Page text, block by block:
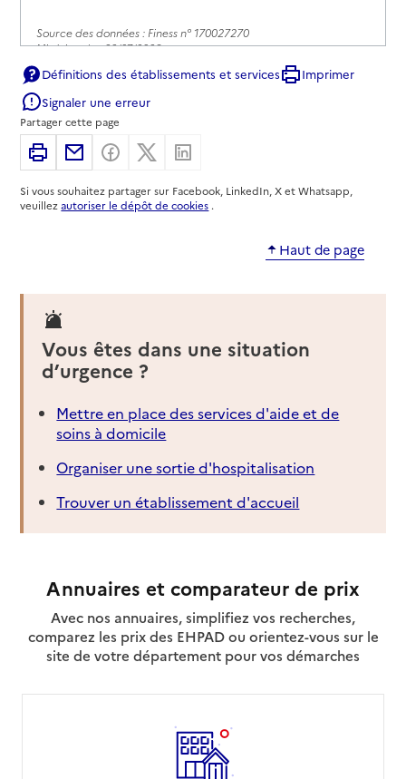
Source des données : Finess n° 170027270
Mis à jour le : 22/07/2026
Définitions des établissements et services
Imprimer
Signaler une erreur
Partager cette page
ImprimerPartager par email
Partager sur Facebook
Partager sur X
Si vous souhaitez partager sur Facebook, LinkedIn, X et Whatsapp,
veuillezautoriser le dépôt de cookies .
Haut de page
Vous êtes dans une situation
d’urgence ?
Mettre en place des services d'aide et de
soins à domicile
Organiser une sortie d'hospitalisation
Trouver un établissement d'accueil
Annuaires et comparateur de prix
Avec nos annuaires, simplifiez vos recherches,
comparez les prix des EHPAD ou orientez-vous sur le
site de votre département pour vos démarches